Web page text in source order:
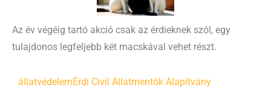
Az év végéig tartó akció csak az érdieknek szól, egy
tulajdonos legfeljebb két macskával vehet részt.
állatvédelemÉrdi Civil Állatmentők Alapítvány